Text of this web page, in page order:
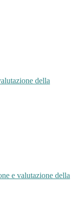
della
e valutazione della